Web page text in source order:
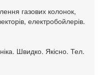
газових колонок,
електробойлерів.
Швидко. Якісно. Тел.